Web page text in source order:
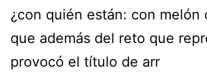
¿con quién están: con melón
que además del reto que
provocó el título de arr